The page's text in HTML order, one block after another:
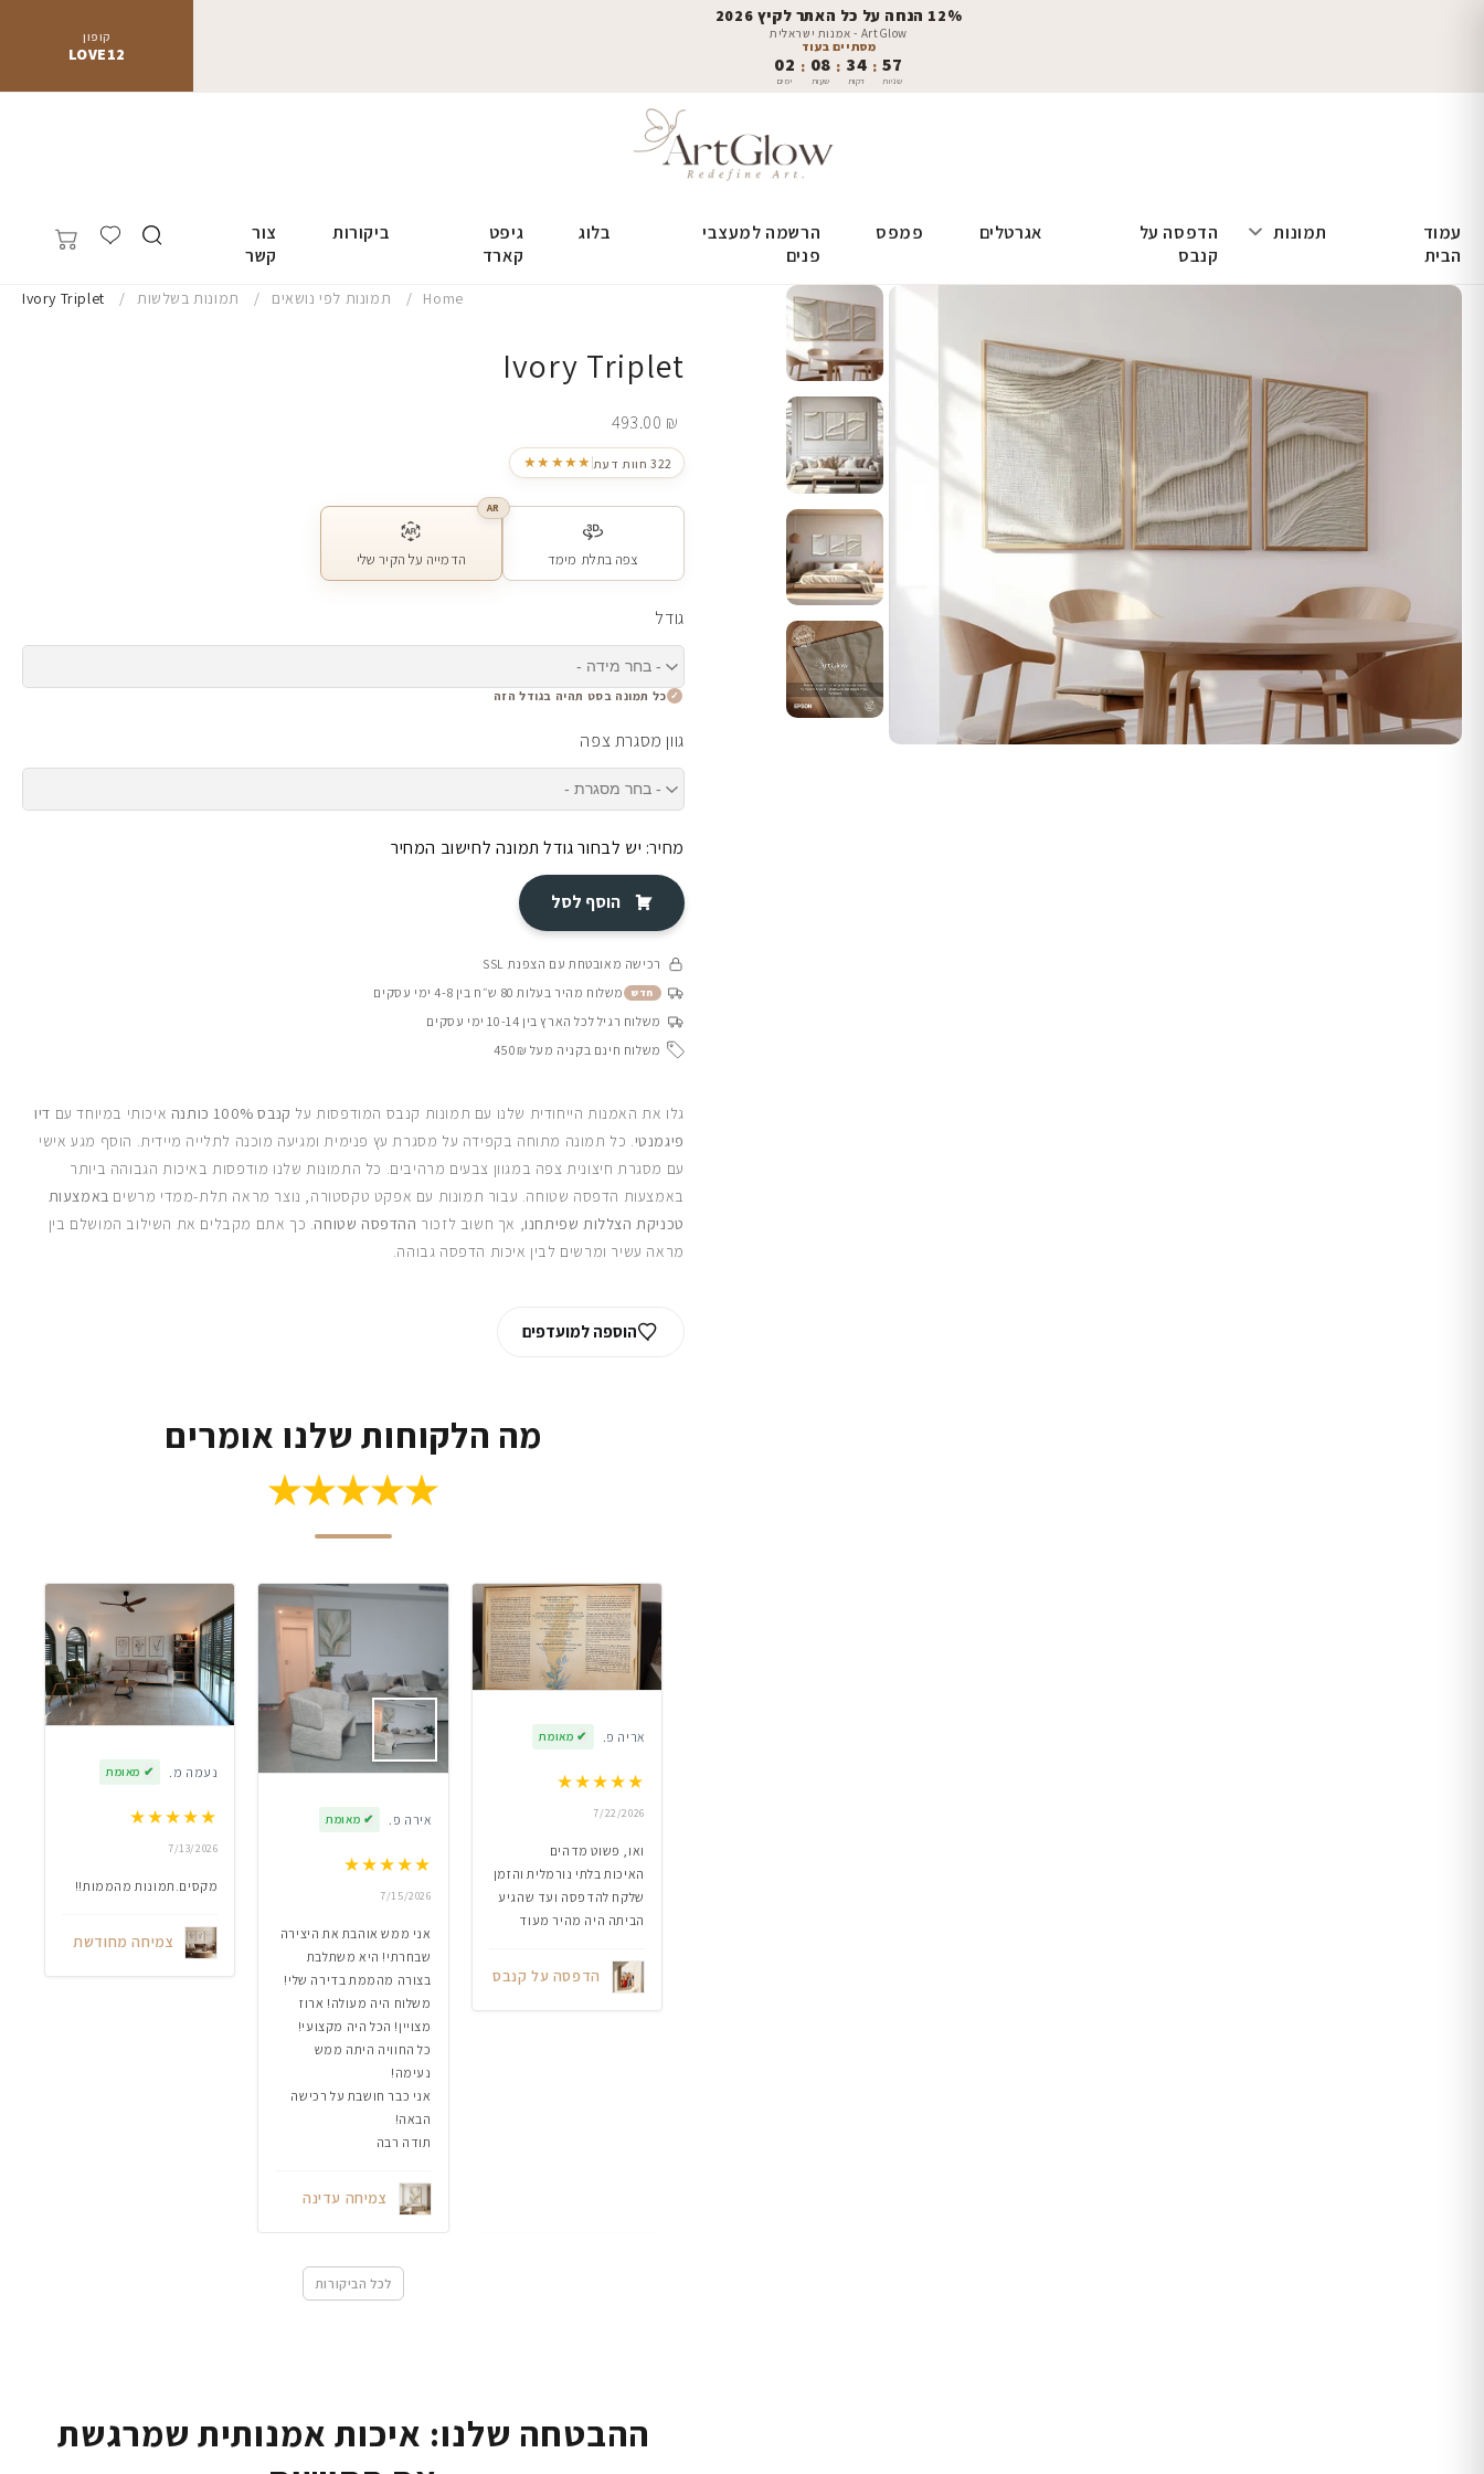
קופון
LOVE12
12% הנחה על כל האתר לקיץ 2026
ArtGlow - אמנות ישראלית
מסתיים בעוד
02
ימים
: 08
שעות
: 34
דקות
: 56
שניות
עמוד
הבית
תמונות
הדפסה על
קנבס
אגרטלים פמפס
הרשמה למעצבי
פנים
בלוג
גיפט
קארד
ביקורות
צור
קשר
Home תמונות לפי נושאים תמונות בשלשות Ivory Triplet
Ivory Triplet
493.00 ₪
★★★★★ 322 חוות דעת
צפה בתלת מימד
AR
הדמייה על הקיר שלי
גודל
כל תמונה בסט תהיה בגודל הזה
גוון מסגרת צפה
מחיר: יש לבחור גודל תמונה לחישוב המחיר
הוסף לסל
רכישה מאובטחת עם הצפנת SSL
חדש משלוח מהיר בעלות 80 ש״ח בין 4-8 ימי עסקים
משלוח רגיל לכל הארץ בין 10-14 ימי עסקים
משלוח חינם בקניה מעל 450₪
גלו את האמנות הייחודית שלנו עם תמונות קנבס המודפסות על קנבס 100% כותנה איכותי במיוחד עם דיו
פיגמנטי. כל תמונה מתוחה בקפידה על מסגרת עץ פנימית ומגיעה מוכנה לתלייה מיידית. הוסף מגע אישי
עם מסגרת חיצונית צפה במגוון צבעים מרהיבים. כל התמונות שלנו מודפסות באיכות הגבוהה ביותר
באמצעות הדפסה שטוחה. עבור תמונות עם אפקט טקסטורה, נוצר מראה תלת-ממדי מרשים באמצעות
טכניקת הצללות שפיתחנו, אך חשוב לזכור ההדפסה שטוחה. כך אתם מקבלים את השילוב המושלם בין
מראה עשיר ומרשים לבין איכות הדפסה גבוהה.
הוספה למועדפים
מה הלקוחות שלנו אומרים
★★★★★
אריה פ. ✔ מאומת
★★★★★
7/22/2026
ואו, פשוט מדהים
האיכות בלתי נורמלית והזמן
שלקח להדפסה ועד שהגיע
הביתה היה מהיר מעוד
הדפסה על קנבס
אירה פ. ✔ מאומת
★★★★★
7/15/2026
אני ממש אוהבת את היצירה
שבחרתי! היא משתלבת
בצורה מהממת בדירה שלי!
משלוח היה מעולה! ארוז
מצויין! הכל היה מקצועי!
כל החוויה היתה ממש
נעימה!
אני כבר חושבת על רכישה
הבאה!
תודה רבה
צמיחה עדינה
נעמה מ. ✔ מאומת
★★★★★
7/13/2026
מקסים.תמונות מהממות!!
צמיחה מחודשת
לכל הביקורות
ההבטחה שלנו: איכות אמנותית שמרגשת